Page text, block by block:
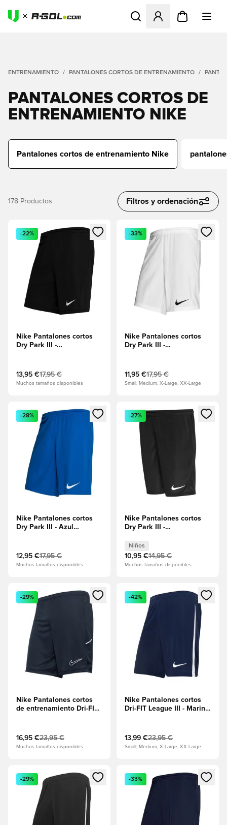
Abre un modal para iniciar
ENTRENAMIENTO PANTALONES CORTOS DE ENTRENAMIENTO
PANTALONES CORTOS DE
ENTRENAMIENTO NIKE
Pantalones cortos de entrenamiento Nike
178 Productos Filtros y ordenación
Abre un modal para iniciar sesión o registrarse como
-22%
Nike Pantalones cortos
Dry Park III -
13,95 €17,95 €
Muchos tamaños disponibles
Abre un modal para iniciar
-33%
Nike Pantalones cortos
Dry Park III -
11,95 €17,95 €
Small, Medium, X-Large, XX-Large
Abre un modal para iniciar sesión o registrarse como
-28%
Nike Pantalones cortos
Dry Park III - Azul
12,95 €17,95 €
Muchos tamaños disponibles
Abre un modal para iniciar
-27%
Nike Pantalones cortos
Dry Park III -
Niños
10,95 €14,95 €
Muchos tamaños disponibles
Abre un modal para iniciar sesión o registrarse como
-29%
Nike Pantalones cortos
de entrenamiento Dri-FIT
16,95 €23,95 €
Muchos tamaños disponibles
Abre un modal para iniciar
-42%
Nike Pantalones cortos
Dri-FIT League III - Marina
13,99 €23,95 €
Small, Medium, X-Large, XX-Large
Abre un modal para iniciar sesión o registrarse como
-29%
Abre un modal para iniciar
-33%